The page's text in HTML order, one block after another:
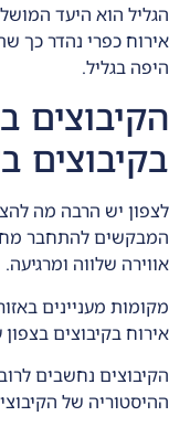
הגליל הוא היעד
אירוח כפרי נהדר כך
היפה בגליל.
הקיבוצים
בקיבוצים
לצפון יש הרבה מה
המבקשים להתחבר
אווירה שלווה ומרגיעה.
מקומות מעניינים
אירוח בקיבוצים
הקיבוצים נחשבים
ההיסטוריה של